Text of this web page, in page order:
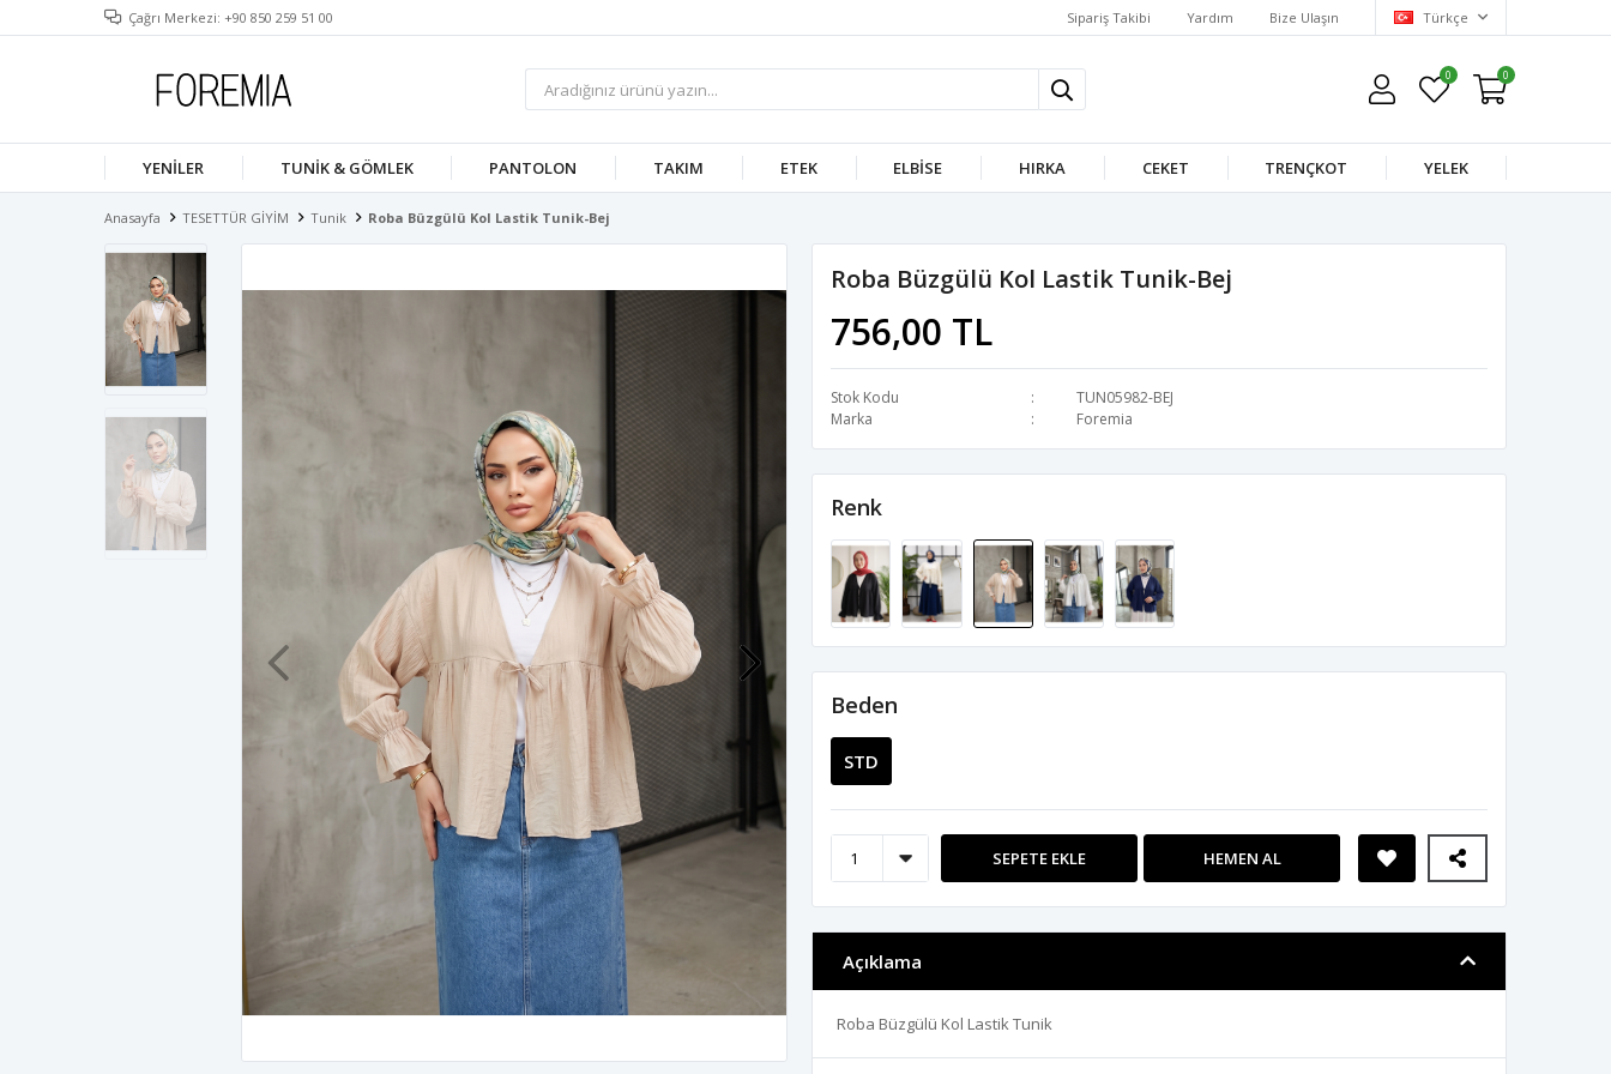
Çağrı Merkezi: +90 850 259 51 00 Sipariş Takibi Yardım Bize Ulaşın Türkçe
0 0
YENILER TUNIK & GÖMLEK PANTOLON TAKIM ETEK ELBISE HIRKA CEKET TRENÇKOT YELEK
Anasayfa TESETTÜR GİYİM Tunik Roba Büzgülü Kol Lastik Tunik-Bej
Roba Büzgülü Kol Lastik Tunik-Bej
756,00 TL
Stok Kodu
TUN05982-BEJ
Marka
Foremia
Renk
Beden
STD
SEPETE EKLE HEMEN AL
Açıklama
Roba Büzgülü Kol Lastik Tunik